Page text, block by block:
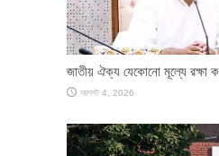
জাতীয় ঐক্য যেকোনো মূল্যে রক্ষা
আগস্ট 4, 2026